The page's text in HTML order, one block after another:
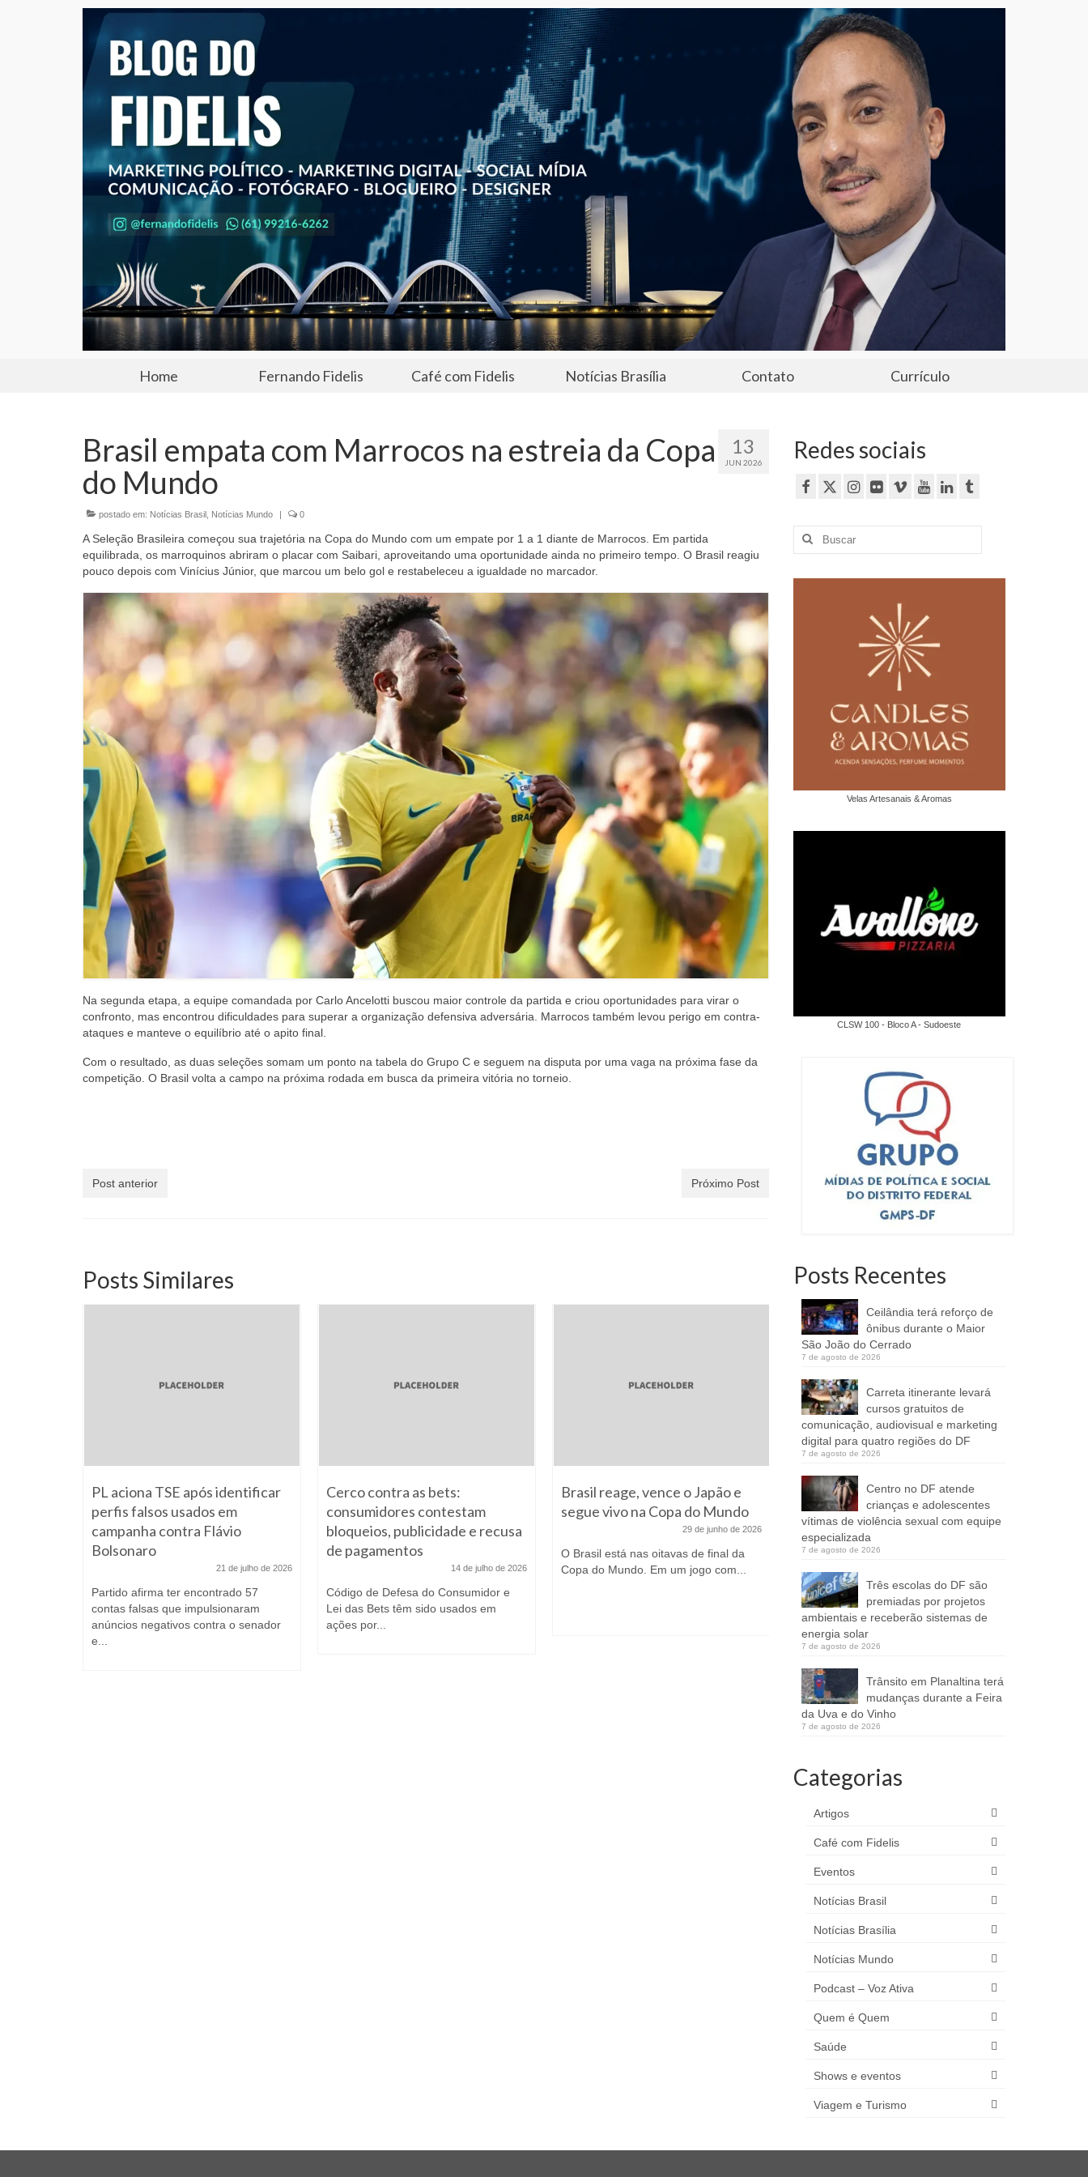
Home Fernando Fidelis Café com Fidelis Notícias Brasília Contato Currículo
13
JUN 2026
Brasil empata com Marrocos na estreia da Copa
do Mundo
postado em: Notícias Brasil Notícias Mundo | 0
A Seleção Brasileira começou sua trajetória na Copa do Mundo com um empate por 1 a 1 diante de Marrocos. Em partida
equilibrada, os marroquinos abriram o placar com Saibari, aproveitando uma oportunidade ainda no primeiro tempo. O Brasil reagiu
pouco depois com Vinícius Júnior, que marcou um belo gol e restabeleceu a igualdade no marcador.
Na segunda etapa, a equipe comandada por Carlo Ancelotti buscou maior controle da partida e criou oportunidades para virar o
confronto, mas encontrou dificuldades para superar a organização defensiva adversária. Marrocos também levou perigo em contra-
ataques e manteve o equilíbrio até o apito final.
Com o resultado, as duas seleções somam um ponto na tabela do Grupo C e seguem na disputa por uma vaga na próxima fase da
competição. O Brasil volta a campo na próxima rodada em busca da primeira vitória no torneio.
Post anterior Próximo Post
Posts Similares
PL aciona TSE após identificar
perfis falsos usados em
campanha contra Flávio
Bolsonaro
21 de julho de 2026
Partido afirma ter encontrado 57
contas falsas que impulsionaram
anúncios negativos contra o senador
e...
Cerco contra as bets:
consumidores contestam
bloqueios, publicidade e recusa
de pagamentos
14 de julho de 2026
Código de Defesa do Consumidor e
Lei das Bets têm sido usados em
ações por...
Brasil reage, vence o Japão e
segue vivo na Copa do Mundo
29 de junho de 2026
O Brasil está nas oitavas de final da
Copa do Mundo. Em um jogo com...
Estreia da Copa do Mundo de
movimenta as redes sociais
11 de junho de 2026
A bola começou a rolar na Copa do
Mundo de 2026, mas foi fora das...
Redes sociais
Buscar
Velas Artesanais & Aromas
CLSW 100 - Bloco A - Sudoeste
Posts Recentes
Ceilândia terá reforço de
ônibus durante o Maior
São João do Cerrado
7 de agosto de 2026
Carreta itinerante levará
cursos gratuitos de
comunicação, audiovisual e marketing
digital para quatro regiões do DF
7 de agosto de 2026
Centro no DF atende
crianças e adolescentes
vítimas de violência sexual com equipe
especializada
7 de agosto de 2026
Três escolas do DF são
premiadas por projetos
ambientais e receberão sistemas de
energia solar
7 de agosto de 2026
Trânsito em Planaltina terá
mudanças durante a Feira
da Uva e do Vinho
7 de agosto de 2026
Categorias
Artigos
Café com Fidelis
Eventos
Notícias Brasil
Notícias Brasília
Notícias Mundo
Podcast – Voz Ativa
Quem é Quem
Saúde
Shows e eventos
Viagem e Turismo